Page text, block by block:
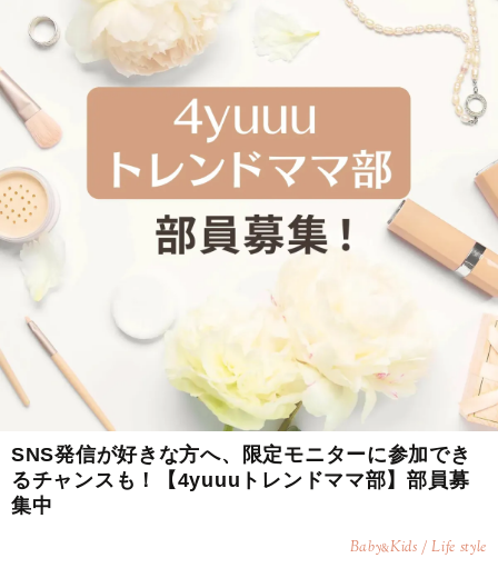
SNS発信が好きな方へ、限定モニターに参加でき
るチャンスも！【4yuuuトレンドママ部】部員募
集中
Baby&Kids / Life style